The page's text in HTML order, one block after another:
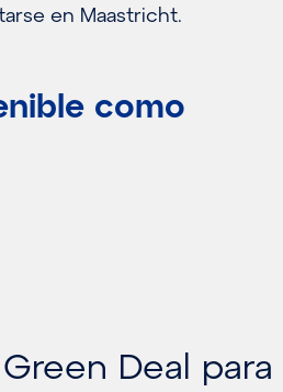
en Maastricht.
como
Deal para